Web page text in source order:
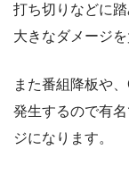
打ち切りなどに
大きなダメージ
また番組降板や
発生するので有
ジになります。